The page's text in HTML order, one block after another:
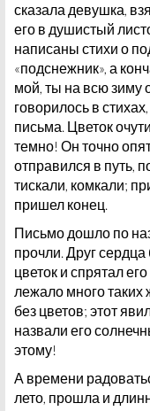
сказала девушка,
его в душистый
написаны стихи о
«подснежник», а
мой, ты на всю зиму
говорилось в
письма. Цветок
темно! Он точно
отправился в путь,
тискали, комкали;
пришел конец.
Письмо дошло по
прочли. Друг
цветок и спрятал
лежало много таких
без цветов; этот
назвали его
этому!
А времени
лето, прошла и